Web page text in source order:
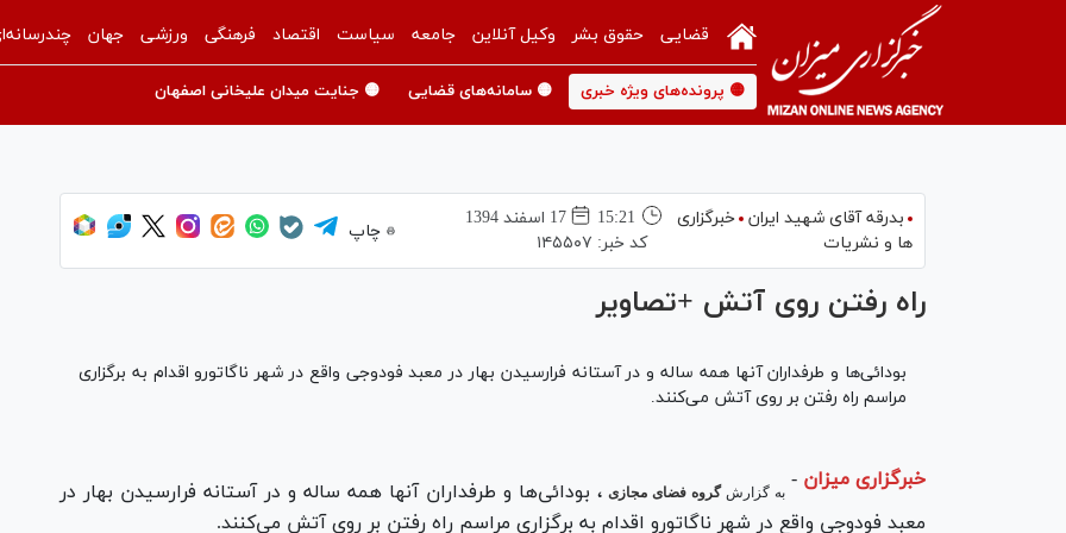
قضایی حقوق بشر وکیل آنلاین جامعه سیاست اقتصاد فرهنگی ورزشی جهان
🟡 پرونده‌های ویژه خبری 🟡 سامانه‌های قضایی 🟡 جنایت میدان علیخانی اصفهان
بدرقه آقای شهید ایران خبرگزاری
ها و نشریات
15:21
17 اسفند 1394
کد خبر: ۱۴۵۵۰۷
چاپ
راه‌ رفتن روی آتش +تصاویر
بودائی‌ها و طرفداران آنها همه ساله و در آستانه فرارسیدن بهار در معبد فودوجی واقع در شهر ناگاتورو اقدام به برگزاری
مراسم راه رفتن بر روی آتش می‌کنند.
خبرگزاری میزان - به گزارشگروه فضای مجازی ، بودائی‌ها و طرفداران آنها همه ساله و در آستانه فرارسیدن بهار در
معبد فودوجی واقع در شهر ناگاتورو اقدام به برگزاری مراسم راه رفتن بر روی آتش می‌کنند.